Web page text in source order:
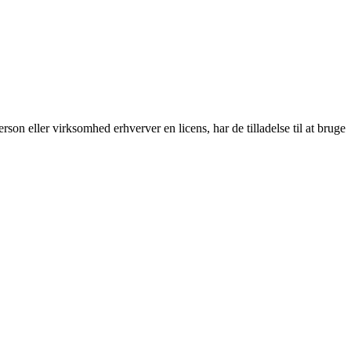
eller virksomhed erhverver en licens, har de tilladelse til at bruge